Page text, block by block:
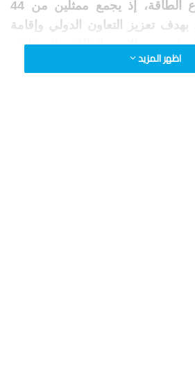
المتخصصة في قطاع الطاقة، إذ يجمع ممثلين من 44
تعزيز التعاون الدولي وإقامة
في مجالات الطاقة المختلفة،
حكوميين والاتحاد الأوروبي
اظهر المزيد